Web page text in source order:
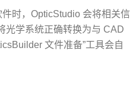
时，OpticStudio 会将相关信
光学系统正确转换为与 CAD
文件准备”工具会自